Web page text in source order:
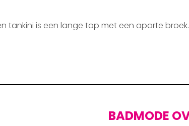
tankini is een lange top met een aparte
BADMODE